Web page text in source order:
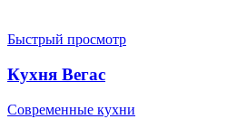
Быстрый просмотр
Кухня Вегас
Современные кухни